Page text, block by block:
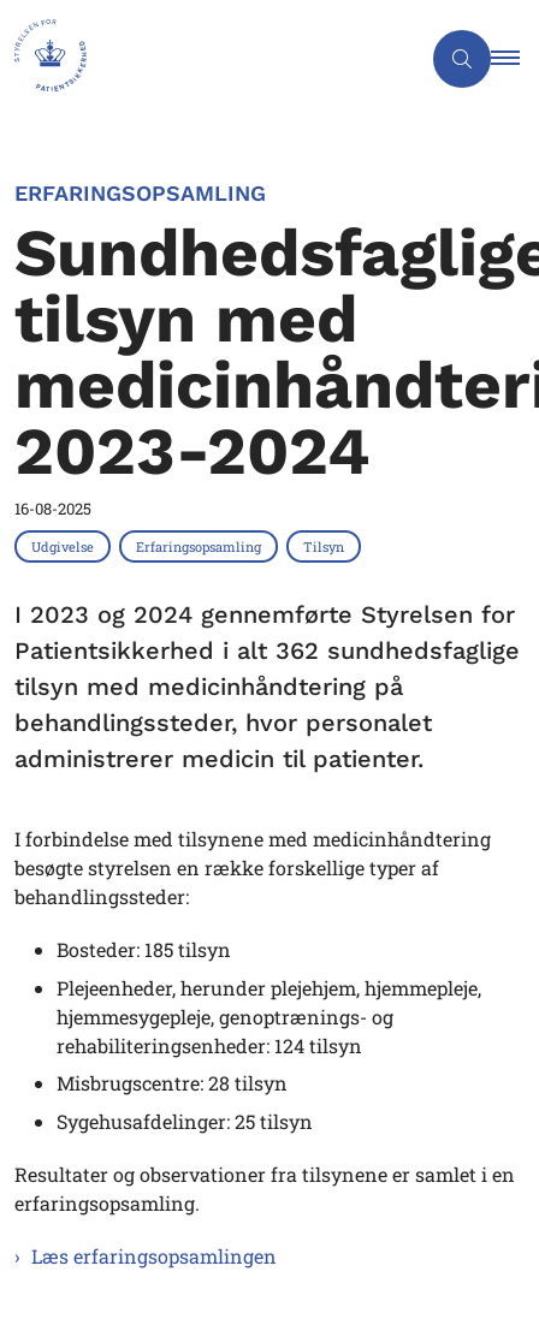
ERFARINGSOPSAMLING
tilsyn med
2023-2024
16-08-2025
Udgivelse Erfaringsopsamling Tilsyn
I 2023 og 2024 gennemførte Styrelsen for
Patientsikkerhed i alt 362 sundhedsfaglige
tilsyn med medicinhåndtering på
behandlingssteder, hvor personalet
administrerer medicin til patienter.
I forbindelse med tilsynene med medicinhåndtering
besøgte styrelsen en række forskellige typer af
behandlingssteder:
Bosteder: 185 tilsyn
Plejeenheder, herunder plejehjem, hjemmepleje,
hjemmesygepleje, genoptrænings- og
rehabiliteringsenheder: 124 tilsyn
Misbrugscentre: 28 tilsyn
Sygehusafdelinger: 25 tilsyn
Resultater og observationer fra tilsynene er samlet i en
erfaringsopsamling.
Læs erfaringsopsamlingen